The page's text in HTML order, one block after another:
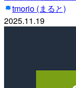
tmorio (まると)
2025.11.19